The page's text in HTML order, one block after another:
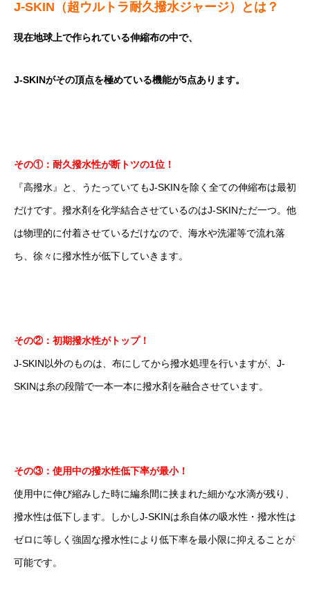
J-SKIN（超ウルトラ耐久撥水ジャージ）とは？
現在地球上で作られている伸縮布の中で、
J-SKINがその頂点を極めている機能が5点あります。
その①：耐久撥水性が断トツの1位！
『高撥水』と、うたっていてもJ-SKINを除く全ての伸縮布は最初
だけです。撥水剤を化学結合させているのはJ-SKINただ一つ。他
は物理的に付着させているだけなので、海水や洗濯等で流れ落
ち、徐々に撥水性が低下していきます。
その②：初期撥水性がトップ！
J-SKIN以外のものは、布にしてから撥水処理を行いますが、J-
SKINは糸の段階で一本一本に撥水剤を融合させています。
その③：使用中の撥水性低下率が最小！
使用中に伸び縮みした時に編糸間に挟まれた細かな水滴が残り、
撥水性は低下します。しかしJ-SKINは糸自体の吸水性・撥水性は
ゼロに等しく強固な撥水性により低下率を最小限に抑えることが
可能です。